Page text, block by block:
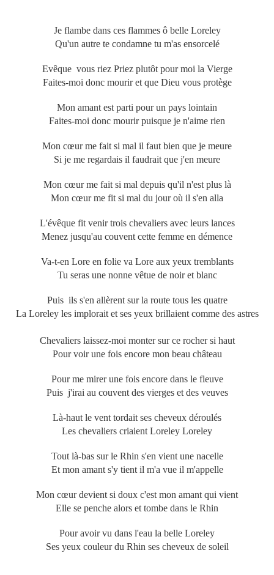
Je flambe dans ces flammes ô belle Loreley
Qu'un autre te condamne tu m'as ensorcelé
Evêque vous riez Priez plutôt pour moi la Vierge
Faites-moi donc mourir et que Dieu vous protège
Mon amant est parti pour un pays lointain
Faites-moi donc mourir puisque je n'aime rien
Mon cœur me fait si mal il faut bien que je meure
Si je me regardais il faudrait que j'en meure
Mon cœur me fait si mal depuis qu'il n'est plus là
Mon cœur me fit si mal du jour où il s'en alla
L'évêque fit venir trois chevaliers avec leurs lances
Menez jusqu'au couvent cette femme en démence
Va-t-en Lore en folie va Lore aux yeux tremblants
Tu seras une nonne vêtue de noir et blanc
Puis ils s'en allèrent sur la route tous les quatre
La Loreley les implorait et ses yeux brillaient comme des astres
Chevaliers laissez-moi monter sur ce rocher si haut
Pour voir une fois encore mon beau château
Pour me mirer une fois encore dans le fleuve
Puis j'irai au couvent des vierges et des veuves
Là-haut le vent tordait ses cheveux déroulés
Les chevaliers criaient Loreley Loreley
Tout là-bas sur le Rhin s'en vient une nacelle
Et mon amant s'y tient il m'a vue il m'appelle
Mon cœur devient si doux c'est mon amant qui vient
Elle se penche alors et tombe dans le Rhin
Pour avoir vu dans l'eau la belle Loreley
Ses yeux couleur du Rhin ses cheveux de soleil